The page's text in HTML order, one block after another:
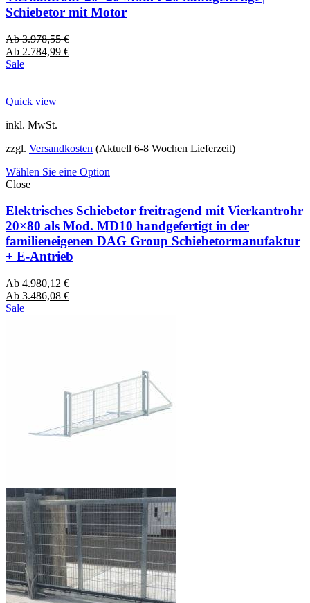
Schiebetor mit Motor
Ab3.978,55€
Ab 2.784,99 €
Sale
Quick view
inkl. MwSt.
zzgl. Versandkosten (Aktuell 6-8 Wochen Lieferzeit)
Wählen Sie eine Option
Close
Elektrisches Schiebetor freitragend mit Vierkantrohr
20×80 als Mod. MD10 handgefertigt in der
familieneigenen DAG Group Schiebetormanufaktur
+ E-Antrieb
Ab4.980,12€
Ab 3.486,08 €
Sale